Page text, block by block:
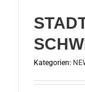
Kategorien: